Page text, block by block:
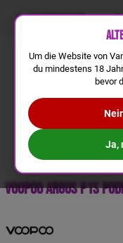
LIQUIDRECHNER
Voopoo Argus P1s
Um die Website von
du mindestens 18
bevor
Ja,